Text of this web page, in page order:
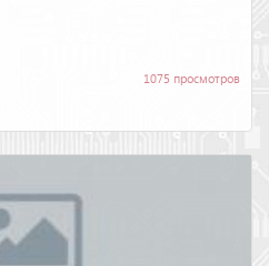
1075 просмотров